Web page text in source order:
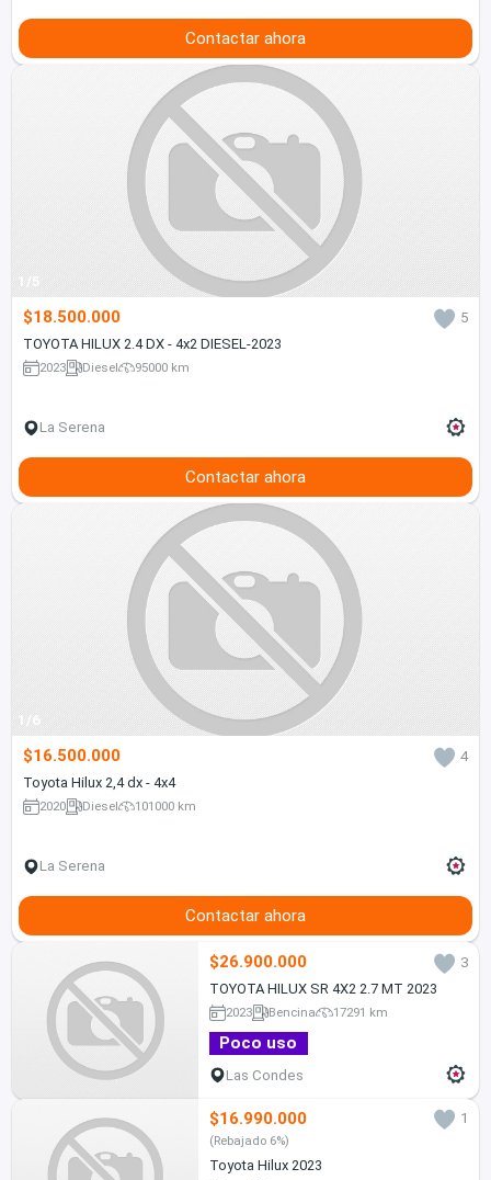
Contactar ahora
1/5
$18.500.000
5
TOYOTA HILUX 2.4 DX - 4x2 DIESEL-2023
2023 Diesel 95000 km
La Serena
Contactar ahora
1/6
$16.500.000
4
Toyota Hilux 2,4 dx - 4x4
2020 Diesel 101000 km
La Serena
Contactar ahora
$26.900.000
3
TOYOTA HILUX SR 4X2 2.7 MT 2023
2023 Bencina 17291 km
Poco uso
Las Condes
$16.990.000 1
(Rebajado 6%)
Toyota Hilux 2023